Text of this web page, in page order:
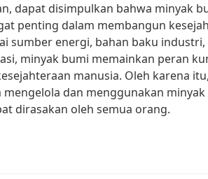
dapat disimpulkan bahwa minyak
penting dalam membangun
sumber energi, bahan baku
minyak bumi memainkan peran
manusia. Oleh karena
mengelola dan menggunakan
dirasakan oleh semua orang.